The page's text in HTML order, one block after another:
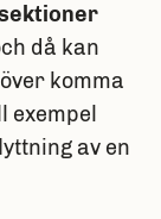
då kan
komma
exempel
av en